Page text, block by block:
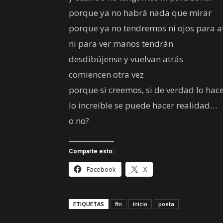
porque ya no habrá nada que mirar
porque ya no tendremos ni ojos para
ni para ver manos tendrán
desdibújense y vuelvan atrás
comiencen otra vez
porque si creemos, si de verdad lo
lo increíble se puede hacer realidad…
o no?
Comparte esto:
Facebook X
ETIQUETAS fin inicio poeta